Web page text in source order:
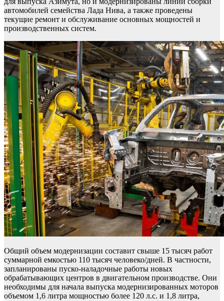
автомобилей семейства Лада Нива, а также проведены
текущие ремонт и обслуживание основных мощностей и
производственных систем.
Общий объем модернизации составит свыше 15 тысяч работ
суммарной емкостью 110 тысяч человеко/дней. В частности,
запланированы пуско-наладочные работы новых
обрабатывающих центров в двигательном производстве. Они
необходимы для начала выпуска модернизированных моторов
объемом 1,6 литра мощностью более 120 л.с. и 1,8 литра,